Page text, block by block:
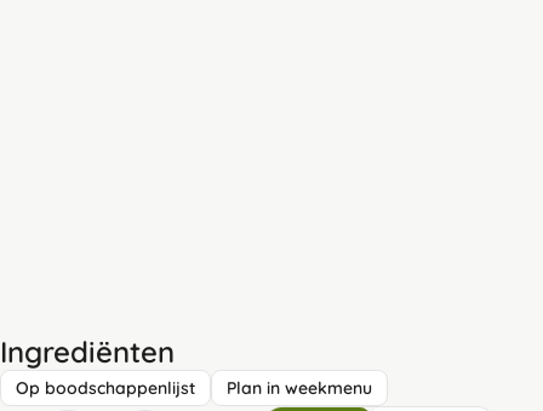
Ingrediënten
Op boodschappenlijst Plan in weekmenu